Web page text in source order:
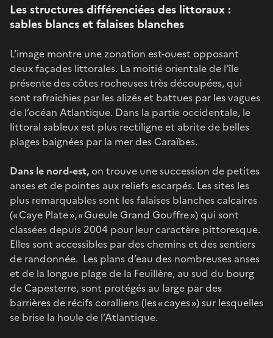
Les structures différenciées des littoraux :
sables blancs et falaises blanches
L’image montre une zonation est-ouest opposant
deux façades littorales. La moitié orientale de l’île
présente des côtes rocheuses très découpées, qui
sont rafraichies par les alizés et battues par les vagues
de l’océan Atlantique. Dans la partie occidentale, le
littoral sableux est plus rectiligne et abrite de belles
plages baignées par la mer des Caraïbes.
Dans le nord-est,on trouve une succession de petites
anses et de pointes aux reliefs escarpés. Les sites les
plus remarquables sont les falaises blanches calcaires
(« Caye Plate », « Gueule Grand Gouffre ») qui sont
classées depuis 2004 pour leur caractère pittoresque.
Elles sont accessibles par des chemins et des sentiers
de randonnée. Les plans d’eau des nombreuses anses
et de la longue plage de la Feuillère, au sud du bourg
de Capesterre, sont protégés au large par des
barrières de récifs coralliens (les « cayes ») sur lesquelles
se brise la houle de l’Atlantique.